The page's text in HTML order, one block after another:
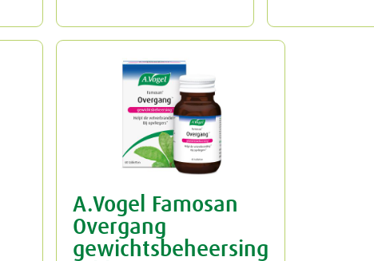
A.Vogel Famosan
Overgang
gewichtsbeheersing